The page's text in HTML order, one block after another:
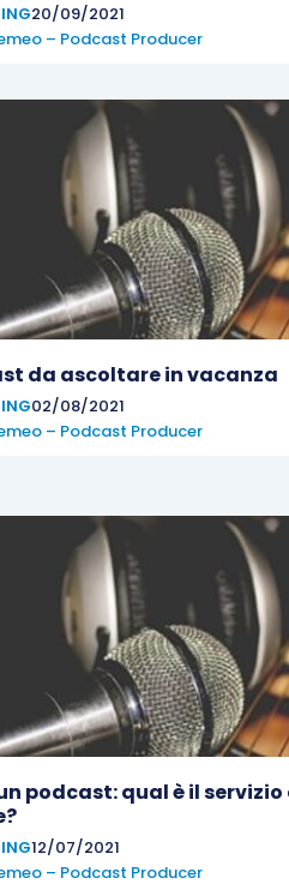
20/09/2021
– Podcast Producer
da ascoltare in vacanza
02/08/2021
– Podcast Producer
podcast: qual è il servizio
12/07/2021
– Podcast Producer